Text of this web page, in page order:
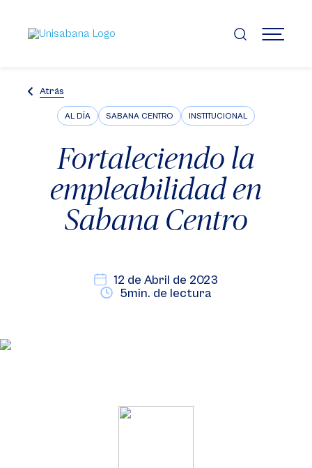
contenido
principal
MENÚ
Atrás
AL DÍA SABANA CENTRO INSTITUCIONAL
Fortaleciendo la
empleabilidad en
Sabana Centro
12 de Abril de 2023
5min. de lectura